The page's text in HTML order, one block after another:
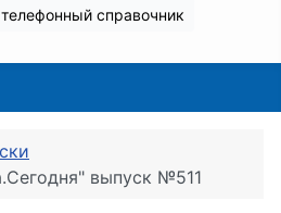
справочник
выпуск №511